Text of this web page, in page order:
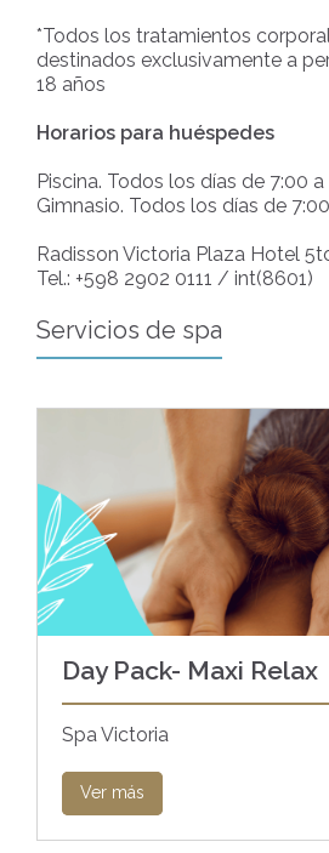
*Todos los tratamientos
destinados exclusivamente a
18 años
Horarios para huéspedes
Piscina. Todos los días de 7:00 a
Gimnasio. Todos los días de
Radisson Victoria Plaza Hotel
Tel.: +598 2902 0111 / int(8601)
Servicios de spa
Day Pack- Maxi Relax
Spa Victoria
Ver más